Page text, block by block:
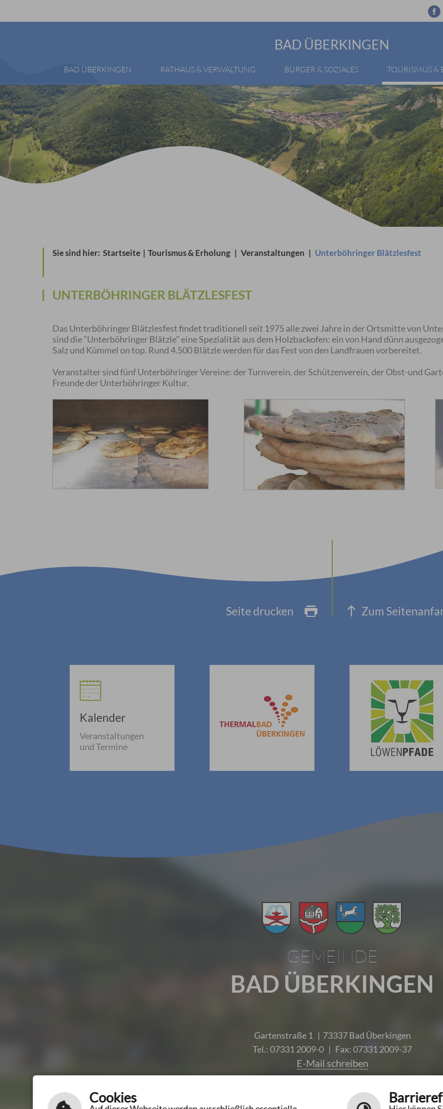
BAD ÜBERKINGEN
BAD ÜBERKINGEN RATHAUS & VERWALTUNG BÜRGER & SOZIALES TOURISMUS &
Sie sind hier: Startseite | Tourismus & Erholung | Veranstaltungen | Unterböhringer Blätzlesfest
UNTERBÖHRINGER BLÄTZLESFEST
Das Unterböhringer Blätzlesfest findet traditionell seit 1975 alle zwei Jahre in der Ortsmitte von
sind die "Unterböhringer Blätzle" eine Spezialität aus dem Holzbackofen: ein von Hand dünn
Salz und Kümmel on top. Rund 4.500 Blätzle werden für das Fest von den Landfrauen vorbereitet.
Veranstalter sind fünf Unterböhringer Vereine: der Turnverein, der Schützenverein, der Obst-und
Freunde der Unterböhringer Kultur.
Seite drucken Zum
Kalender
Veranstaltungen
und Termine
GEMEINDE
BAD ÜBERKINGEN
Gartenstraße 1 | 73337 Bad Überkingen
Tel.: 07331 2009-0 | Fax: 07331 2009-37
E-Mail schreiben
Cookies